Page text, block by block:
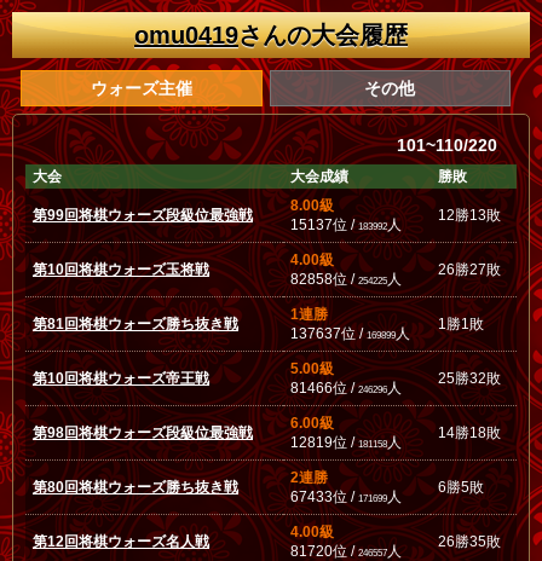
omu0419さんの大会履歴
ウォーズ主催 その他
101~110/220
大会 大会成績 勝敗
第99回将棋ウォーズ段級位最強戦
8.00級
15137位 /183992人
12勝13敗
第10回将棋ウォーズ玉将戦
4.00級
82858位 / 254225 人
26勝27敗
第81回将棋ウォーズ勝ち抜き戦
1連勝
137637位 /169899人
1勝1敗
第10回将棋ウォーズ帝王戦
5.00級
81466位 /246296 人
25勝32敗
第98回将棋ウォーズ段級位最強戦
6.00級
12819位 /181158人
14勝18敗
第80回将棋ウォーズ勝ち抜き戦
2連勝
67433位 / 171699 人
6勝5敗
第12回将棋ウォーズ名人戦
4.00級
81720位 / 246557人
26勝35敗